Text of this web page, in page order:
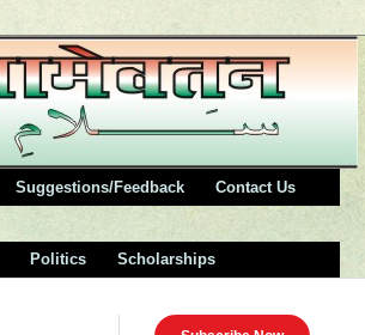
Suggestions/Feedback Contact Us
Politics Scholarships